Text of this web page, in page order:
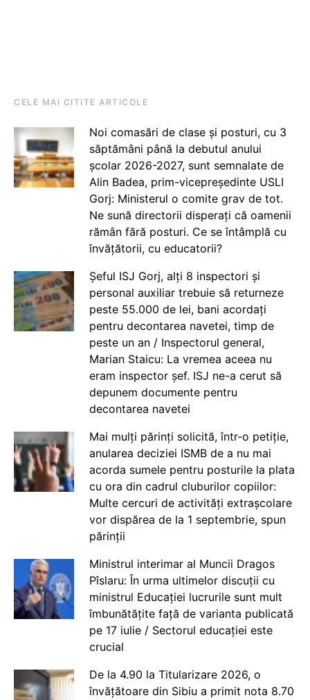
CELE MAI CITITE ARTICOLE
Noi comasări de clase și posturi, cu 3
săptămâni până la debutul anului
școlar 2026-2027, sunt semnalate de
Alin Badea, prim-vicepreședinte USLI
Gorj: Ministerul o comite grav de tot.
Ne sună directorii disperați că oamenii
rămân fără posturi. Ce se întâmplă cu
învățătorii, cu educatorii?
Șeful ISJ Gorj, alți 8 inspectori și
personal auxiliar trebuie să returneze
peste 55.000 de lei, bani acordați
pentru decontarea navetei, timp de
peste un an / Inspectorul general,
Marian Staicu: La vremea aceea nu
eram inspector șef. ISJ ne-a cerut să
depunem documente pentru
decontarea navetei
Mai mulți părinți solicită, într-o petiție,
anularea deciziei ISMB de a nu mai
acorda sumele pentru posturile la plata
cu ora din cadrul cluburilor copiilor:
Multe cercuri de activități extrașcolare
vor dispărea de la 1 septembrie, spun
părinții
Ministrul interimar al Muncii Dragos
Pîslaru: În urma ultimelor discuții cu
ministrul Educației lucrurile sunt mult
îmbunătățite față de varianta publicată
pe 17 iulie / Sectorul educației este
crucial
De la 4.90 la Titularizare 2026, o
învățătoare din Sibiu a primit nota 8.70